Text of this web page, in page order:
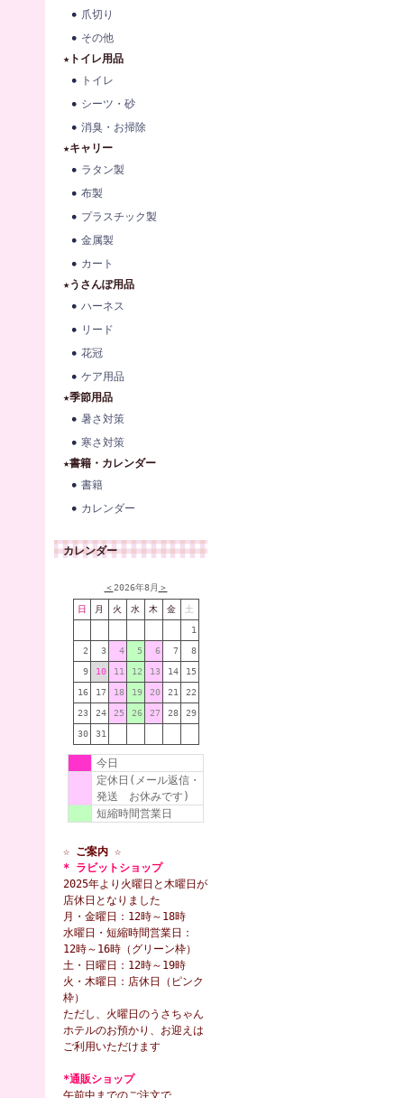
爪切り
その他
★トイレ用品
トイレ
シーツ・砂
消臭・お掃除
★キャリー
ラタン製
布製
プラスチック製
金属製
カート
★うさんぽ用品
ハーネス
リード
花冠
ケア用品
★季節用品
暑さ対策
寒さ対策
★書籍・カレンダー
書籍
カレンダー
カレンダー
＜2026年8月 ＞
日 月 火 水 木 金 土
1
2 3 4 5 6 7 8
9 10 11 12 13 14 15
16 17 18 19 20 21 22
23 24 25 26 27 28 29
30 31
今日
定休日(メール返信・
発送 お休みです)
短縮時間営業日
☆ ご案内 ☆
* ラビットショップ
2025年より火曜日と木曜日が
店休日となりました
月・金曜日：12時～18時
水曜日・短縮時間営業日：
12時～16時（グリーン枠）
土・日曜日：12時～19時
火・木曜日：店休日（ピンク
枠）
ただし、火曜日のうさちゃん
ホテルのお預かり、お迎えは
ご利用いただけます
*通販ショップ
午前中までのご注文で